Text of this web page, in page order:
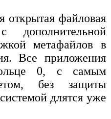
открытая файловая
дополнительной
метафайлов в
Все приложения
0, с самым
без защиты
длятся уже